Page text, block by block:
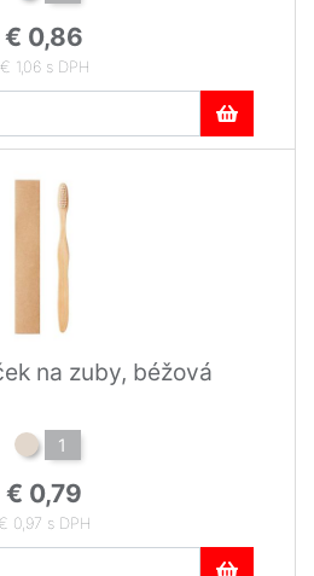
€ 0,86
€ 1,06 s DPH
na zuby, béžová
1
€ 0,79
€ 0,97 s DPH